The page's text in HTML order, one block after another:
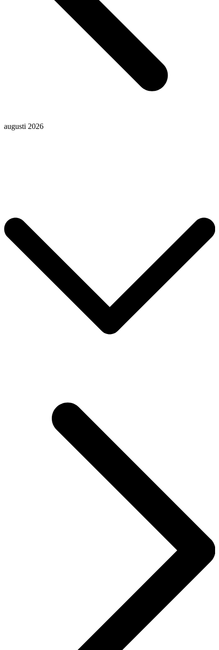
augusti 2026